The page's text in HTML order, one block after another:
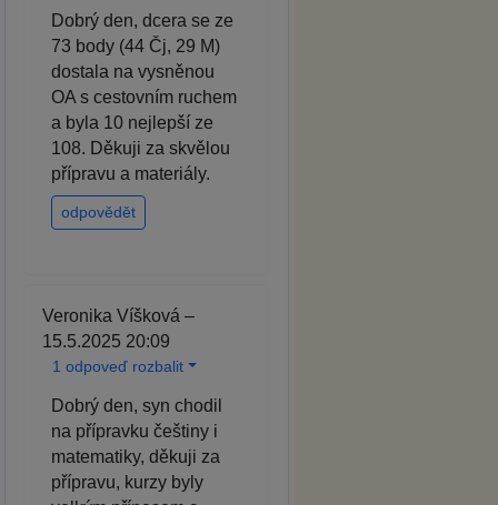
Dobrý den, dcera se ze
73 body (44 Čj, 29 M)
dostala na vysněnou
OA s cestovním ruchem
a byla 10 nejlepší ze
108. Děkuji za skvělou
přípravu a materiály.
odpovědět
Veronika Víšková –
15.5.2025 20:09
1 odpoveď rozbalit
Dobrý den, syn chodil
na přípravku češtiny i
matematiky, děkuji za
přípravu, kurzy byly